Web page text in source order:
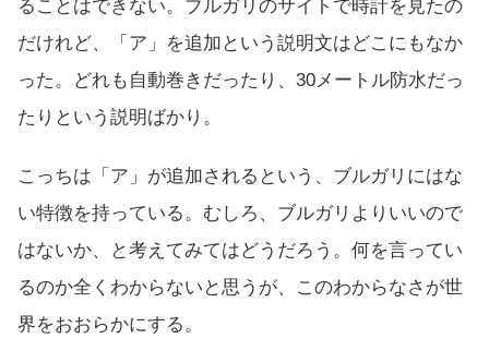
ることはできない。ブルガリのサイトで時計を見たの
だけれど、「ア」を追加という説明文はどこにもなか
った。どれも自動巻きだったり、30メートル防水だっ
たりという説明ばかり。
こっちは「ア」が追加されるという、ブルガリにはな
い特徴を持っている。むしろ、ブルガリよりいいので
はないか、と考えてみてはどうだろう。何を言ってい
るのか全くわからないと思うが、このわからなさが世
界をおおらかにする。